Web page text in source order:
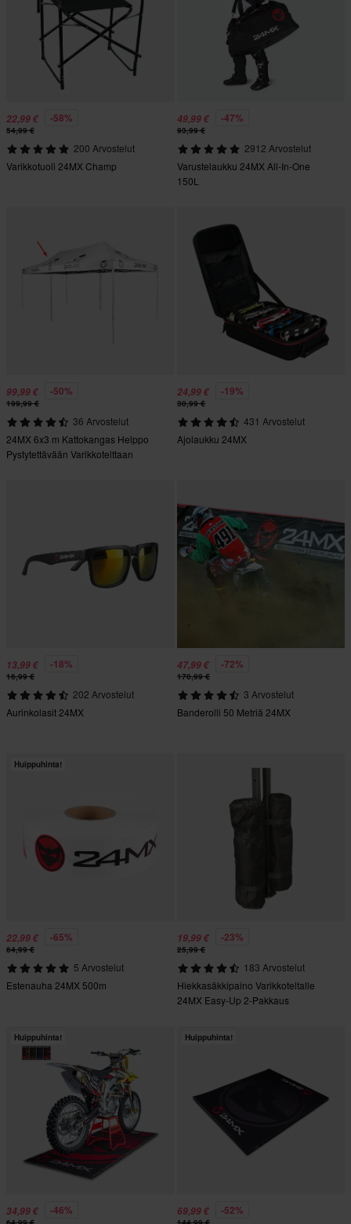
22,99 € -58%
54,99 €
200 Arvostelut
Varikkotuoli 24MX Champ
49,99 € -47%
93,99 €
2912 Arvostelut
Varustelaukku 24MX All-In-One
150L
99,99 € -50%
199,99 €
36 Arvostelut
24MX 6x3 m Kattokangas Helppo
Pystytettävään Varikkotelttaan
24,99 € -19%
30,99 €
431 Arvostelut
Ajolaukku 24MX
13,99 € -18%
16,99 €
202 Arvostelut
Aurinkolasit 24MX
47,99 € -72%
170,99 €
3 Arvostelut
Banderolli 50 Metriä 24MX
Huippuhinta!
22,99 € -65%
64,99 €
5 Arvostelut
Estenauha 24MX 500m
19,99 € -23%
25,99 €
183 Arvostelut
Hiekkasäkkipaino Varikkoteltalle
24MX Easy-Up 2-Pakkaus
Huippuhinta!
34,99 € -46%
Huippuhinta!
69,99 € -52%